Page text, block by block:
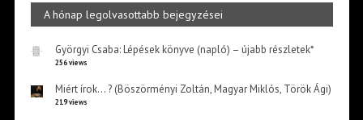
A hónap legolvasottabb bejegyzései
Györgyi Csaba: Lépések könyve (napló) – újabb részletek*
256 views
Miért írok… ? (Böszörményi Zoltán, Magyar Miklós, Török Ági)
219 views